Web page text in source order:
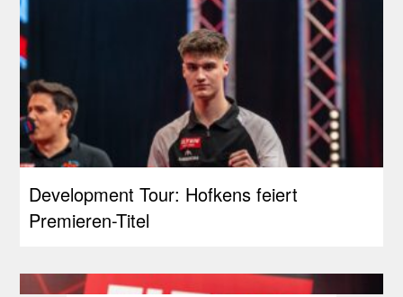
Development Tour: Hofkens feiert
Premieren-Titel